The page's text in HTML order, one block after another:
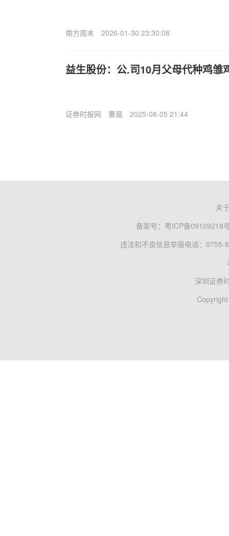
南方周末 2026-01-30 23:30:08
益生股份：公.司10月父母代种鸡雏
证券时报网 曹晨 2025-08-05 21:44
关
备案号： 粤ICP备09109218
违法和不良信息举报电话：0755-
深圳证券